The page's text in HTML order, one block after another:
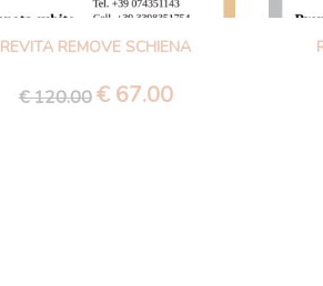
REVITA REMOVE SCHIENA
€120.00Il
€67.00Il